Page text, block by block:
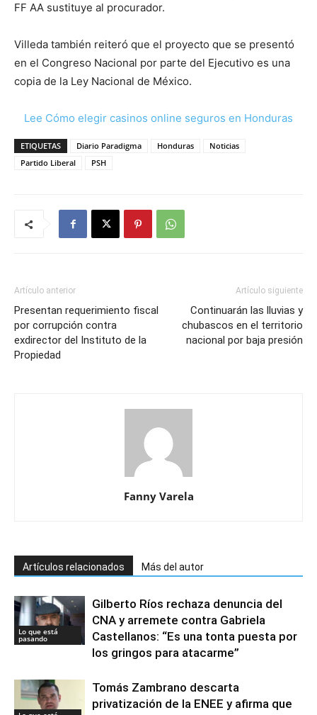
FF AA sustituye al procurador.
Villeda también reiteró que el proyecto que se presentó
en el Congreso Nacional por parte del Ejecutivo es una
copia de la Ley Nacional de México.
Lee Cómo elegir casinos online seguros en Honduras
ETIQUETAS Diario Paradigma Honduras
Noticias
Partido Liberal
PSH
Artículo anterior
Presentan requerimiento fiscal
por corrupción contra
exdirector del Instituto de la
Propiedad
Artículo siguiente
Continuarán las lluvias y
chubascos en el territorio
nacional por baja presión
Fanny Varela
Artículos relacionados Más del autor
Lo que está
pasando
Gilberto Ríos rechaza denuncia del
CNA y arremete contra Gabriela
Castellanos: “Es una tonta puesta por
los gringos para atacarme”
Tomás Zambrano descarta
privatización de la ENEE y afirma que